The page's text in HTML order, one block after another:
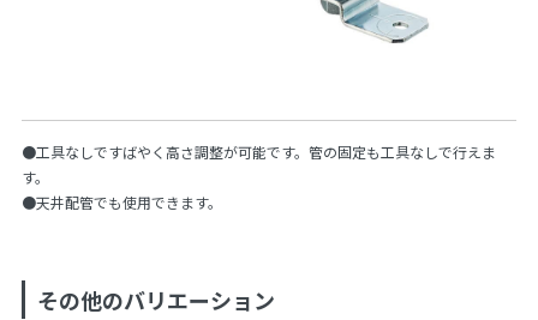
●工具なしですばやく高さ調整が可能です。管の固定も工具なしで行えま
す。
●天井配管でも使用できます。
その他のバリエーション